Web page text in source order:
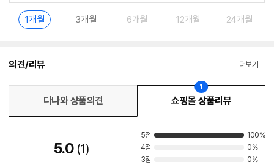
1개월 3개월 6개월 12개월 24개월
의견/리뷰 더보기
다나와 상품의견 쇼핑몰 상품리뷰
1
5.0 1
5점
100%
4점
0%
3점
0%